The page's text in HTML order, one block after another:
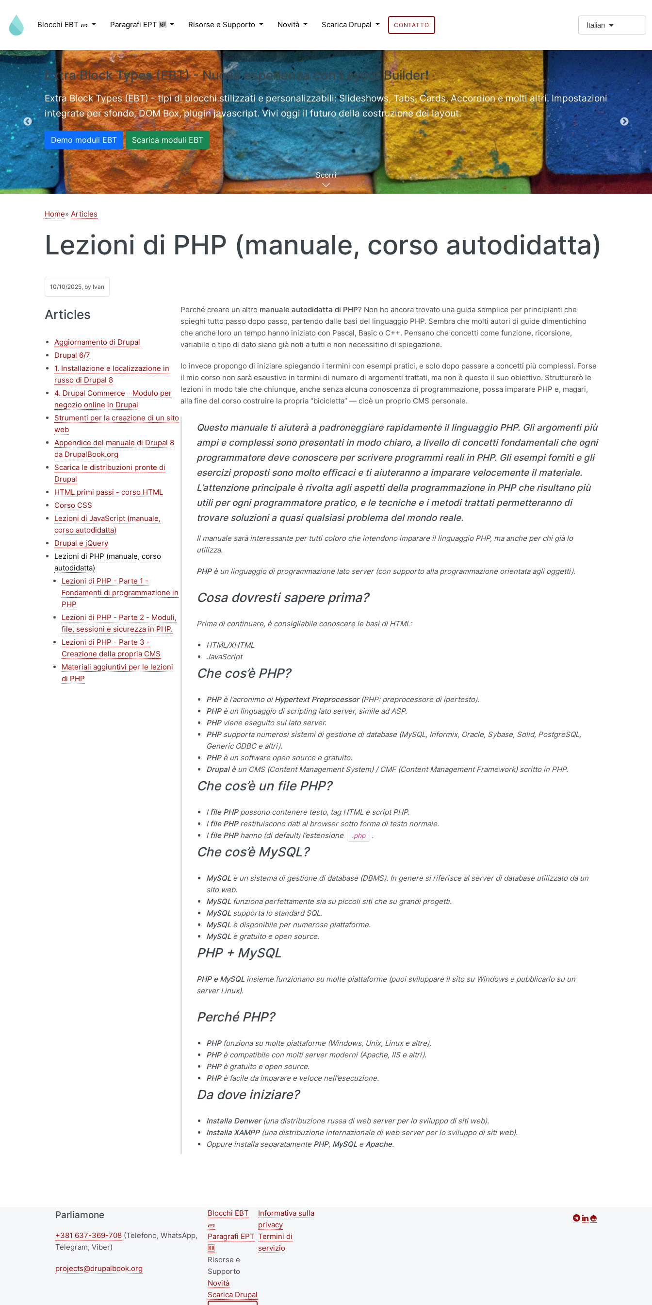
Blocchi EBT 🧱 Paragrafi EPT 🆕 Risorse e Supporto Novità Scarica Drupal CONTATTO Italian
videos.
Extra Block Types (EBT) - Nuova esperienza con Layout Builder❗
Extra Block Types (EBT) - tipi di blocchi stilizzati e personalizzabili: Slideshows, Tabs, Cards, Accordion e molti altri. Impostazioni
integrate per sfondo, DOM Box, plugin javascript. Vivi oggi il futuro della costruzione dei layout.
Demo moduli EBT Scarica moduli EBT
Extra
Demo
Scorri
Home Articles
Lezioni di PHP (manuale, corso autodidatta)
10/10/2025, by Ivan
Articles
Aggiornamento di Drupal
Drupal 6/7
1. Installazione e localizzazione in
russo di Drupal 8
4. Drupal Commerce - Modulo per
negozio online in Drupal
Strumenti per la creazione di un sito
web
Appendice del manuale di Drupal 8
da DrupalBook.org
Scarica le distribuzioni pronte di
Drupal
HTML primi passi - corso HTML
Corso CSS
Lezioni di JavaScript (manuale,
corso autodidatta)
Drupal e jQuery
Lezioni di PHP (manuale, corso
autodidatta)
Lezioni di PHP - Parte 1 -
Fondamenti di programmazione in
PHP
Lezioni di PHP - Parte 2 - Moduli,
file, sessioni e sicurezza in PHP.
Lezioni di PHP - Parte 3 -
Creazione della propria CMS
Materiali aggiuntivi per le lezioni
di PHP
Perché creare un altro manuale autodidatta di PHP? Non ho ancora trovato una guida semplice per principianti che
spieghi tutto passo dopo passo, partendo dalle basi del linguaggio PHP. Sembra che molti autori di guide dimentichino
che anche loro un tempo hanno iniziato con Pascal, Basic o C++. Pensano che concetti come funzione, ricorsione,
variabile o tipo di dato siano già noti a tutti e non necessitino di spiegazione.
Io invece propongo di iniziare spiegando i termini con esempi pratici, e solo dopo passare a concetti più complessi. Forse
il mio corso non sarà esaustivo in termini di numero di argomenti trattati, ma non è questo il suo obiettivo. Strutturerò le
lezioni in modo tale che chiunque, anche senza alcuna conoscenza di programmazione, possa imparare PHP e, magari,
alla fine del corso costruire la propria “bicicletta” — cioè un proprio CMS personale.
Questo manuale ti aiuterà a padroneggiare rapidamente il linguaggio PHP. Gli argomenti più
ampi e complessi sono presentati in modo chiaro, a livello di concetti fondamentali che ogni
programmatore deve conoscere per scrivere programmi reali in PHP. Gli esempi forniti e gli
esercizi proposti sono molto efficaci e ti aiuteranno a imparare velocemente il materiale.
L’attenzione principale è rivolta agli aspetti della programmazione in PHP che risultano più
utili per ogni programmatore pratico, e le tecniche e i metodi trattati permetteranno di
trovare soluzioni a quasi qualsiasi problema del mondo reale.
Il manuale sarà interessante per tutti coloro che intendono imparare il linguaggio PHP, ma anche per chi già lo
utilizza.
PHPè un linguaggio di programmazione lato server (con supporto alla programmazione orientata agli oggetti).
Cosa dovresti sapere prima?
Prima di continuare, è consigliabile conoscere le basi di HTML:
HTML/XHTML
JavaScript
Che cos’è PHP?
PHPè l’acronimo diHypertext Preprocessor(PHP: preprocessore di ipertesto).
PHPè un linguaggio di scripting lato server, simile ad ASP.
PHPviene eseguito sul lato server.
PHPsupporta numerosi sistemi di gestione di database (MySQL, Informix, Oracle, Sybase, Solid, PostgreSQL,
Generic ODBC e altri).
PHPè un software open source e gratuito.
Drupalè un CMS (Content Management System) / CMF (Content Management Framework) scritto in PHP.
Che cos’è un file PHP?
Ifile PHPpossono contenere testo, tag HTML e script PHP.
Ifile PHPrestituiscono dati al browser sotto forma di testo normale.
Ifile PHPhanno (di default) l’estensione .php .
Che cos’è MySQL?
MySQL è un sistema di gestione di database (DBMS). In genere si riferisce al server di database utilizzato da un
sito web.
MySQL funziona perfettamente sia su piccoli siti che su grandi progetti.
MySQL supporta lo standard SQL.
MySQL è disponibile per numerose piattaforme.
MySQL è gratuito e open source.
PHP + MySQL
PHP e MySQL insieme funzionano su molte piattaforme (puoi sviluppare il sito su Windows e pubblicarlo su un
server Linux).
Perché PHP?
PHPfunziona su molte piattaforme (Windows, Unix, Linux e altre).
PHPè compatibile con molti server moderni (Apache, IIS e altri).
PHPè gratuito e open source.
PHPè facile da imparare e veloce nell’esecuzione.
Da dove iniziare?
Installa Denwer(una distribuzione russa di web server per lo sviluppo di siti web).
Installa XAMPP(una distribuzione internazionale di web server per lo sviluppo di siti web).
Oppure installa separatamente PHP, MySQL eApache.
Parliamone
+381 637-369-708 (Telefono, WhatsApp,
Telegram, Viber)
projects@drupalbook.org
Second
footer
menu
Blocchi EBT
🧱
Paragrafi EPT
🆕
Risorse e
Supporto
Novità
Scarica Drupal
Footer menu
Informativa sulla
privacy
Termini di
servizio